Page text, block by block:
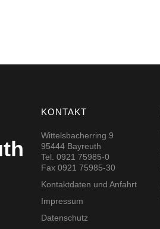
KONTAKT
Wittelsbacherring 9
95444 Bayreuth
Tel. 0921 75985-0
Fax 0921 75985-30
Kontaktdaten und Anfahrt
Impressum
Datenschutz